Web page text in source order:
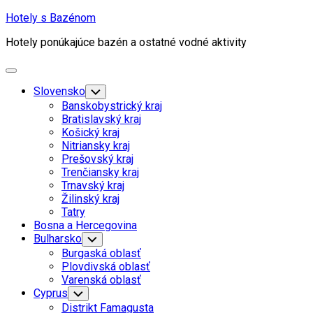
Skip
content
Hotely s Bazénom
Hotely ponúkajúce bazén a ostatné vodné aktivity
Expand
Slovensko Toggle
Child
Menu
Banskobystrický kraj
Bratislavský kraj
Košický kraj
Nitriansky kraj
Prešovský kraj
Trenčiansky kraj
Trnavský kraj
Žilinský kraj
Tatry
Bosna a Hercegovina
Bulharsko Toggle
Child
Menu
Burgaská oblasť
Plovdivská oblasť
Varenská oblasť
Cyprus Toggle
Child
Distrikt Famagusta